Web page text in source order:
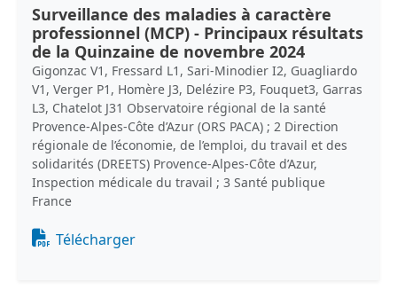
Surveillance des maladies à caractère
professionnel (MCP) - Principaux résultats
de la Quinzaine de novembre 2024
Gigonzac V1, Fressard L1, Sari-Minodier I2, Guagliardo
V1, Verger P1, Homère J3, Delézire P3, Fouquet3, Garras
L3, Chatelot J31 Observatoire régional de la santé
Provence-Alpes-Côte d’Azur (ORS PACA) ; 2 Direction
régionale de l’économie, de l’emploi, du travail et des
solidarités (DREETS) Provence-Alpes-Côte d’Azur,
Inspection médicale du travail ; 3 Santé publique
France
Document
Télécharger